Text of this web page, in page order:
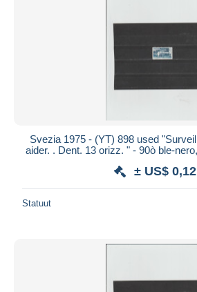
Svezia 1975 - (YT) 898 used
aider. . Dent. 13 orizz. " - 90ò ble-
± US$ 0,12
Statuut